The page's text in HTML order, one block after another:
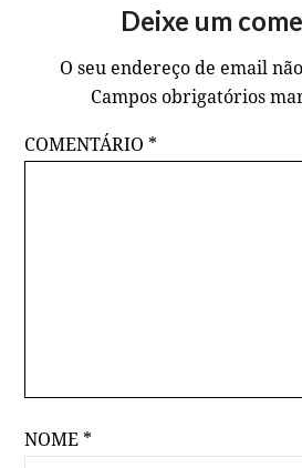
Deixe um
O seu endereço de email
Campos obrigatórios
COMENTÁRIO *
NOME *